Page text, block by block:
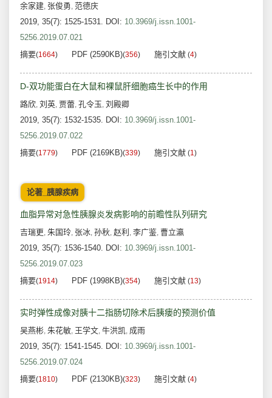
余家建, 张俊勇, 范德庆
2019, 35(7): 1525-1531. DOI: 10.3969/j.issn.1001-
5256.2019.07.021
摘要(1664) PDF (2590KB)(356) 施引文献 (4)
D-双功能蛋白在大鼠和裸鼠肝细胞癌生长中的作用
路欣, 刘英, 贾蕾, 孔令玉, 刘殿卿
2019, 35(7): 1532-1535. DOI: 10.3969/j.issn.1001-
5256.2019.07.022
摘要(1779) PDF (2169KB)(339) 施引文献 (1)
论著_胰腺疾病
血脂异常对急性胰腺炎发病影响的前瞻性队列研究
吉瑞更, 朱国玲, 张冰, 孙秋, 赵利 , 李广鉴, 曹立瀛
2019, 35(7): 1536-1540. DOI: 10.3969/j.issn.1001-
5256.2019.07.023
摘要(1914) PDF (1998KB)(354) 施引文献 (13)
实时弹性成像对胰十二指肠切除术后胰瘘的预测价值
吴燕彬, 朱花敏, 王学文, 牛洪凯, 成雨
2019, 35(7): 1541-1545. DOI: 10.3969/j.issn.1001-
5256.2019.07.024
摘要(1810) PDF (2130KB)(323) 施引文献 (4)